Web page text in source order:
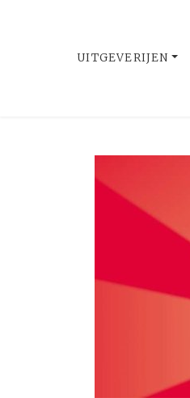
UITGEVERIJEN